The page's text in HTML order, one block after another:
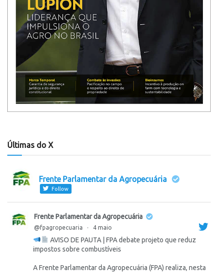
Últimas do X
Frente Parlamentar da Agropecuária
Follow
Frente Parlamentar da Agropecuária
@fpagropecuaria · 4 maio
AVISO DE PAUTA | FPA debate projeto que reduz
impostos sobre combustíveis
A Frente Parlamentar da Agropecuária (FPA) realiza, nesta